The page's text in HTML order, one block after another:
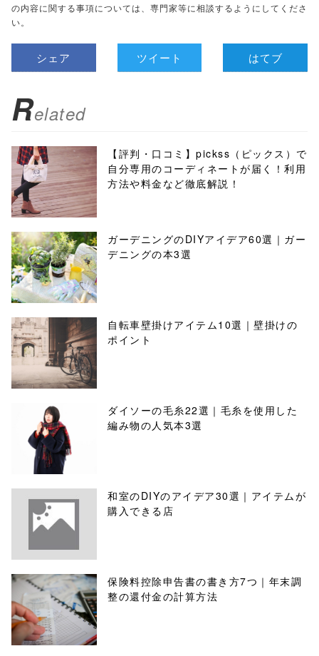
の内容に関する事項については、専門家等に相談するようにしてくださ
い。
シェア ツイート はてブ
Related
【評判・口コミ】pickss（ピックス）で
自分専用のコーディネートが届く！利用
方法や料金など徹底解説！
ガーデニングのDIYアイデア60選｜ガー
デニングの本3選
自転車壁掛けアイテム10選｜壁掛けの
ポイント
ダイソーの毛糸22選｜毛糸を使用した
編み物の人気本3選
和室のDIYのアイデア30選｜アイテムが
購入できる店
保険料控除申告書の書き方7つ｜年末調
整の還付金の計算方法